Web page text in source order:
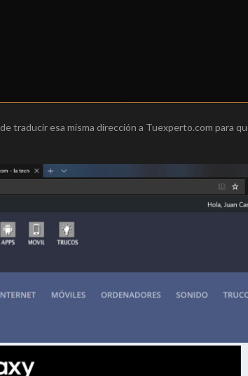
traducir esa misma dirección a Tuexperto.com para